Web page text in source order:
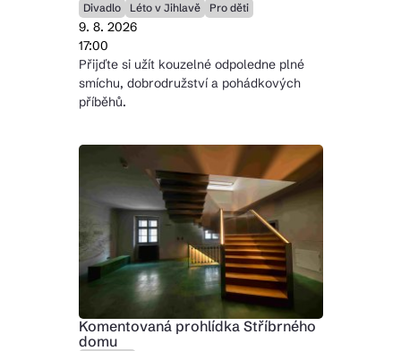
Divadlo Léto v Jihlavě Pro děti
9. 8. 2026
17:00
Přijďte si užít kouzelné odpoledne plné
smíchu, dobrodružství a pohádkových
příběhů.
Komentovaná prohlídka Stříbrného
domu